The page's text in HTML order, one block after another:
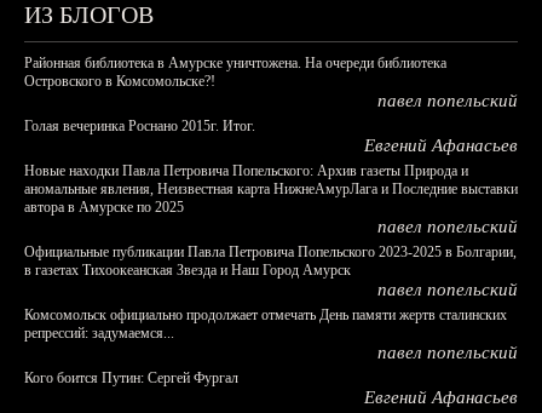
ИЗ БЛОГОВ
Районная библиотека в Амурске уничтожена. На очереди библиотека
Островского в Комсомольске?!
павел попельский
Голая вечеринка Роснано 2015г. Итог.
Евгений Афанасьев
Новые находки Павла Петровича Попельского: Архив газеты Природа и
аномальные явления, Неизвестная карта НижнеАмурЛага и Последние выставки
автора в Амурске по 2025
павел попельский
Официальные публикации Павла Петровича Попельского 2023-2025 в Болгарии,
в газетах Тихоокеанская Звезда и Наш Город Амурск
павел попельский
Комсомольск официально продолжает отмечать День памяти жертв сталинских
репрессий: задумаемся...
павел попельский
Кого боится Путин: Сергей Фургал
Евгений Афанасьев